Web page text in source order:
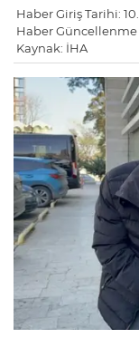
Haber Giriş Tarihi:
Haber Güncellenme
Kaynak: İHA